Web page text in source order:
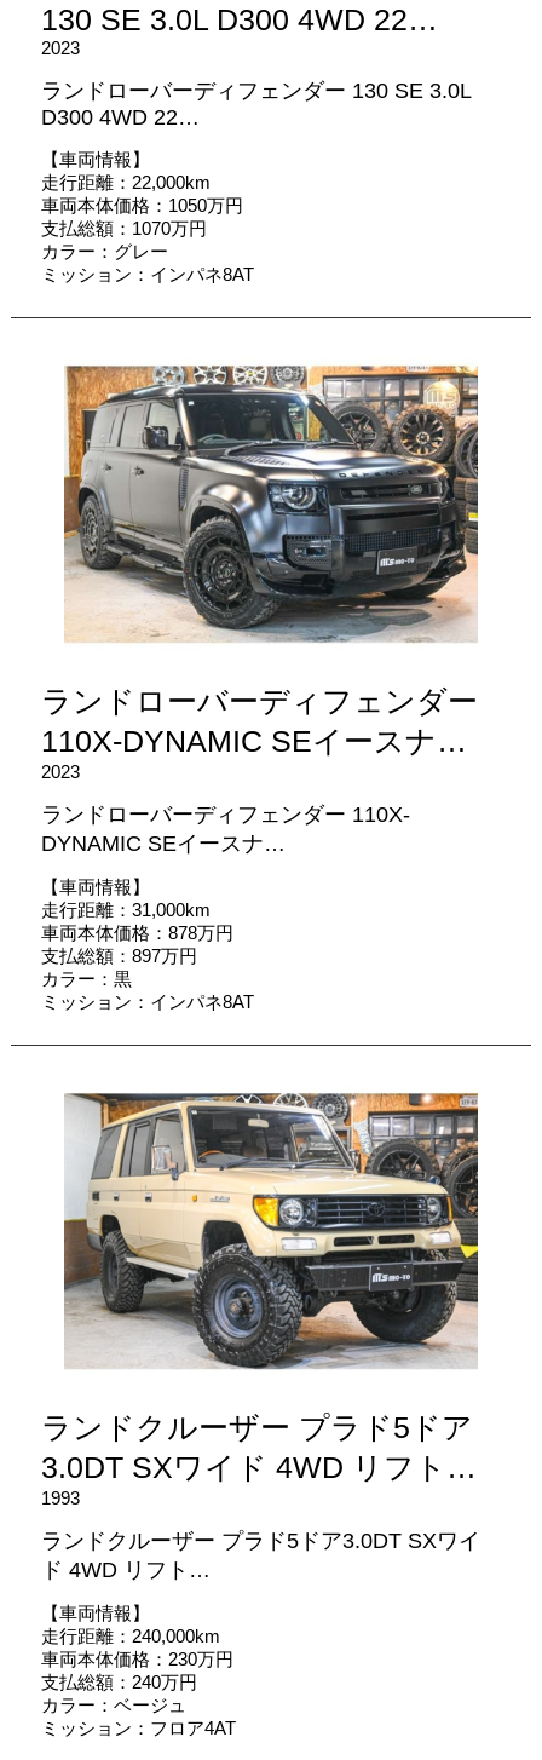
130 SE 3.0L D300 4WD 22…
2023
ランドローバーディフェンダー 130 SE 3.0L
D300 4WD 22…
【車両情報】
走行距離：22,000km
車両本体価格：1050万円
支払総額：1070万円
カラー：グレー
ミッション：インパネ8AT
ランドローバーディフェンダー
110X-DYNAMIC SEイースナ…
2023
ランドローバーディフェンダー 110X-
DYNAMIC SEイースナ…
【車両情報】
走行距離：31,000km
車両本体価格：878万円
支払総額：897万円
カラー：黒
ミッション：インパネ8AT
ランドクルーザー プラド5ドア
3.0DT SXワイド 4WD リフト…
1993
ランドクルーザー プラド5ドア3.0DT SXワイ
ド 4WD リフト…
【車両情報】
走行距離：240,000km
車両本体価格：230万円
支払総額：240万円
カラー：ベージュ
ミッション：フロア4AT